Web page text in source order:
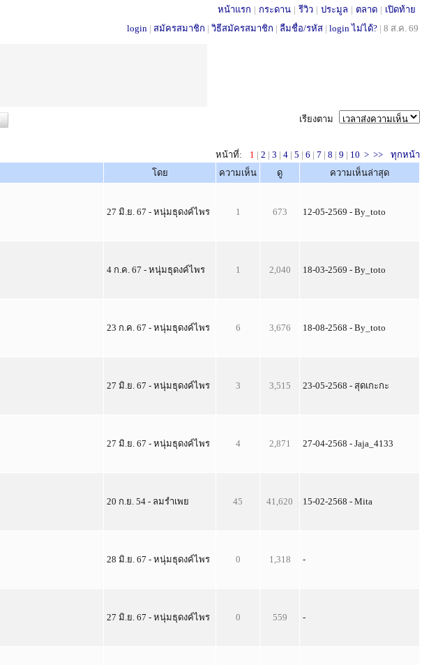
หน้าแรก | กระดาน | รีวิว | ประมูล | ตลาด | เปิดท้าย
login | สมัครสมาชิก | วิธีสมัครสมาชิก | ลืมชื่อ/รหัส | login ไม่ได้? | 8 ส.ค. 69
เรียงตาม
หน้าที่:
1 | 2 | 3 | 4 | 5 | 6 | 7 | 8 | 9 | 10 > >>
ทุกหน้า
โดย ความเห็น ดู ความเห็นล่าสุด
27 มิ.ย. 67 - หนุ่มธุดงค์ไพร 1 673 12-05-2569 - By_toto
4 ก.ค. 67 - หนุ่มธุดงค์ไพร 1 2,040 18-03-2569 - By_toto
23 ก.ค. 67 - หนุ่มธุดงค์ไพร 6 3,676 18-08-2568 - By_toto
27 มิ.ย. 67 - หนุ่มธุดงค์ไพร 3 3,515 23-05-2568 - สุดเกะกะ
27 มิ.ย. 67 - หนุ่มธุดงค์ไพร 4 2,871 27-04-2568 - Jaja_4133
20 ก.ย. 54 - ลมรำเพย 45 41,620 15-02-2568 - Mita
28 มิ.ย. 67 - หนุ่มธุดงค์ไพร 0 1,318 -
27 มิ.ย. 67 - หนุ่มธุดงค์ไพร 0 559 -